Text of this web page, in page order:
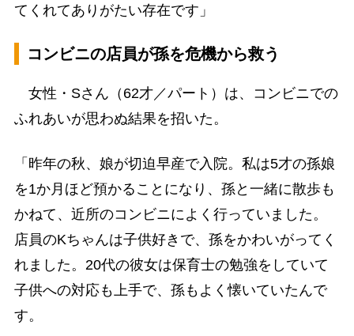
てくれてありがたい存在です」
コンビニの店員が孫を危機から救う
女性・Sさん（62才／パート）は、コンビニでの
ふれあいが思わぬ結果を招いた。
「昨年の秋、娘が切迫早産で入院。私は5才の孫娘
を1か月ほど預かることになり、孫と一緒に散歩も
かねて、近所のコンビニによく行っていました。
店員のKちゃんは子供好きで、孫をかわいがってく
れました。20代の彼女は保育士の勉強をしていて
子供への対応も上手で、孫もよく懐いていたんで
す。